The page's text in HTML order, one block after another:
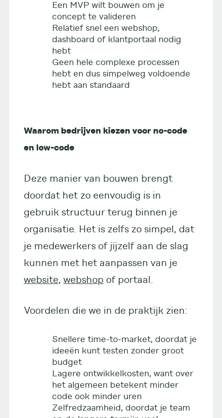
Een MVP wilt bouwen om je
concept te valideren
Relatief snel een webshop,
dashboard of klantportaal nodig
hebt
Geen hele complexe processen
hebt en dus simpelweg voldoende
hebt aan standaard
Waarom bedrijven kiezen voor no-code
en low-code
Deze manier van bouwen brengt
doordat het zo eenvoudig is in
gebruik structuur terug binnen je
organisatie. Het is zelfs zo simpel, dat
je medewerkers of jijzelf aan de slag
kunnen met het aanpassen van je
website, webshop of portaal.
Voordelen die we in de praktijk zien:
Snellere time-to-market, doordat je
ideeën kunt testen zonder groot
budget
Lagere ontwikkelkosten, want over
het algemeen betekent minder
code ook minder uren
Zelfredzaamheid, doordat je team